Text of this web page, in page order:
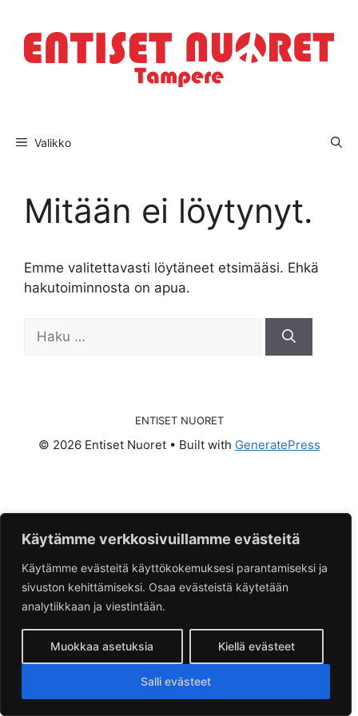
Käytämme verkkosivuillamme evästeitä
Käytämme evästeitä käyttökokemuksesi parantamiseksi ja
sivuston kehittämiseksi. Osaa evästeistä käytetään
analytiikkaan ja viestintään.
Muokkaa asetuksia Kiellä evästeet
Salli evästeet
sisältöön
Valikko
Mitään ei löytynyt.
Emme valitettavasti löytäneet etsimääsi. Ehkä
hakutoiminnosta on apua.
Haku:
ENTISET NUORET
© 2026 Entiset Nuoret• Built with GeneratePress